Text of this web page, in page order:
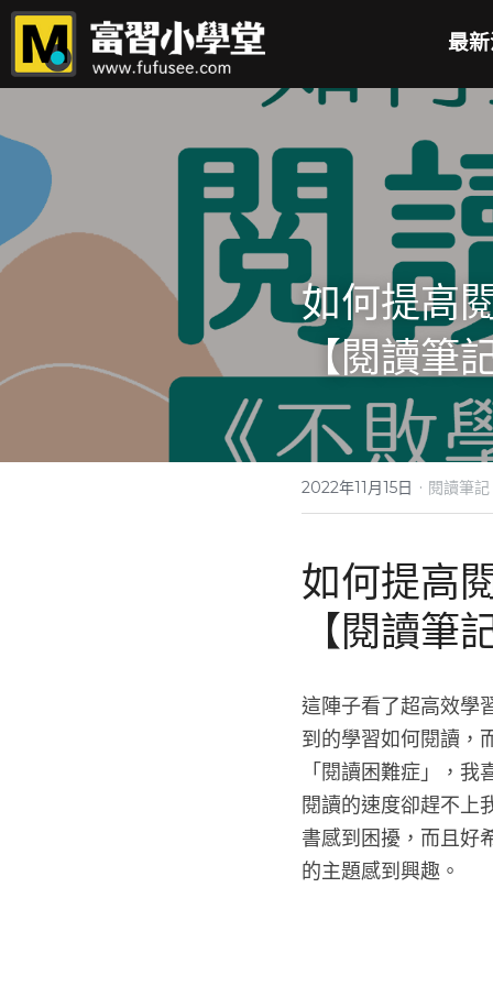
最
如何提高
【閱讀筆記
2022年11月15日 · 閱讀筆記
如何提高
【閱讀筆記
這陣子看了超高效學
到的學習如何閱讀，
「閱讀困難症」，
閱讀的速度卻趕不上
書感到困擾，而且好
的主題感到興趣。